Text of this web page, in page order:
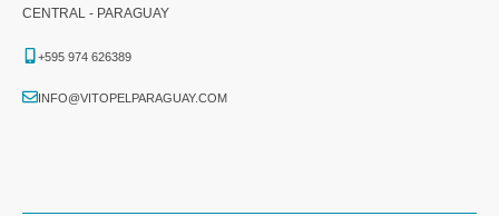
CENTRAL - PARAGUAY
+595 974 626389
INFO@VITOPELPARAGUAY.COM